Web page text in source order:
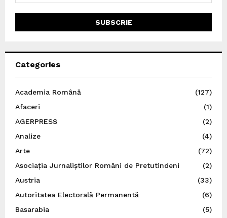
Categories
Academia Română
(127)
Afaceri
(1)
AGERPRESS
(2)
Analize
(4)
Arte
(72)
Asociația Jurnaliștilor Români de Pretutindeni
(2)
Austria
(33)
Autoritatea Electorală Permanentă
(6)
Basarabia
(5)